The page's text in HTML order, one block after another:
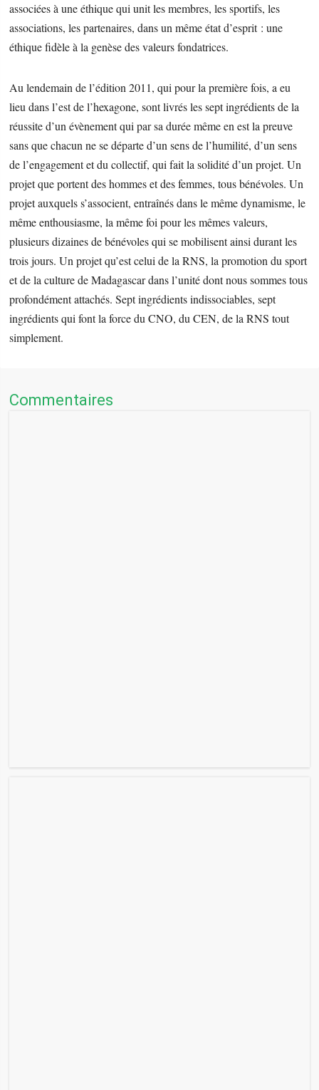
associées à une éthique qui unit les membres, les sportifs, les
associations, les partenaires, dans un même état d’esprit : une
éthique fidèle à la genèse des valeurs fondatrices.
Au lendemain de l’édition 2011, qui pour la première fois, a eu
lieu dans l’est de l’hexagone, sont livrés les sept ingrédients de la
réussite d’un évènement qui par sa durée même en est la preuve
sans que chacun ne se départe d’un sens de l’humilité, d’un sens
de l’engagement et du collectif, qui fait la solidité d’un projet. Un
projet que portent des hommes et des femmes, tous bénévoles. Un
projet auxquels s’associent, entraînés dans le même dynamisme, le
même enthousiasme, la même foi pour les mêmes valeurs,
plusieurs dizaines de bénévoles qui se mobilisent ainsi durant les
trois jours. Un projet qu’est celui de la RNS, la promotion du sport
et de la culture de Madagascar dans l’unité dont nous sommes tous
profondément attachés. Sept ingrédients indissociables, sept
ingrédients qui font la force du CNO, du CEN, de la RNS tout
simplement.
Commentaires